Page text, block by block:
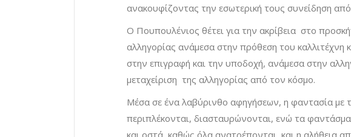
ανακουφίζοντας την εσωτερική τους συνείδηση
Ο Πουπουλένιος θέτει για την ακρίβεια στο
αλληγορίας ανάμεσα στην πρόθεση του καλλιτέχνη
στην επιγραφή και την υποδοχή, ανάμεσα στην
μεταχείριση της αλληγορίας από τον κόσμο.
Μέσα σε ένα λαβύρινθο αφηγήσεων, η φαντασία με
περιπλέκονται, διασταυρώνονται, ενώ τα